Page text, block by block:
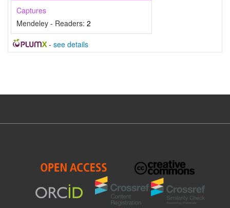
Captures
Mendeley - Readers: 2
- see details